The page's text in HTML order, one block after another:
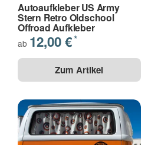
Autoaufkleber US Army
Stern Retro Oldschool
Offroad Aufkleber
ab 12,00 €*
Zum Artikel